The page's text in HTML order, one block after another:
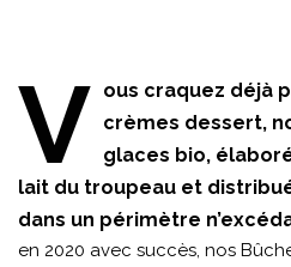
V ous craquez déjà
crèmes dessert,
glaces bio,
lait du troupeau et
dans un périmètre
en 2020 avec succès, nos